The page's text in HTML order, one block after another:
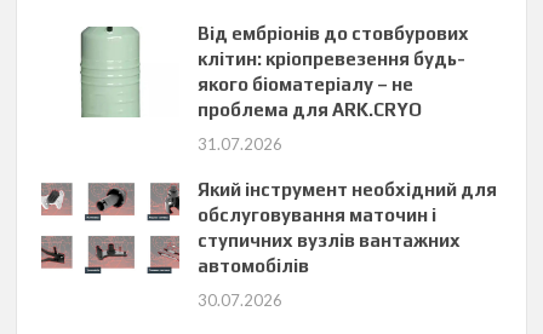
Від ембріонів до стовбурових
клітин: кріопревезення будь-
якого біоматеріалу – не
проблема для ARK.CRYO
31.07.2026
Який інструмент необхідний для
обслуговування маточин і
ступичних вузлів вантажних
автомобілів
30.07.2026